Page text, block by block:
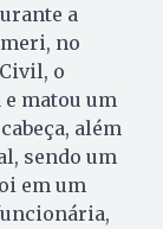
a
no
o
matou um
além
sendo um
em um